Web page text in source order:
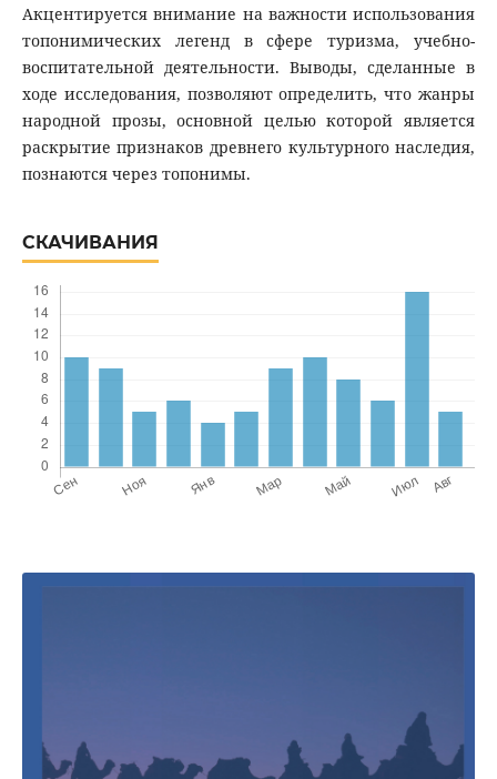
Акцентируется внимание на важности использования
топонимических легенд в сфере туризма, учебно-
воспитательной деятельности. Выводы, сделанные в
ходе исследования, позволяют определить, что жанры
народной прозы, основной целью которой является
раскрытие признаков древнего культурного наследия,
познаются через топонимы.
СКАЧИВАНИЯ